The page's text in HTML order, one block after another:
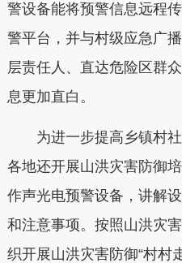
警设备能将预警信息远程
警平台，并与村级应急广
层责任人、直达危险区群
息更加直白。
为进一步提高乡镇村社
各地还开展山洪灾害防御
作声光电预警设备，讲解
和注意事项。按照山洪灾
织开展山洪灾害防御“村村